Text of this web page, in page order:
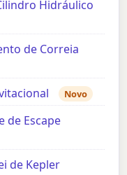
Hidráulico
de Correia
Novo
de Escape
de Kepler